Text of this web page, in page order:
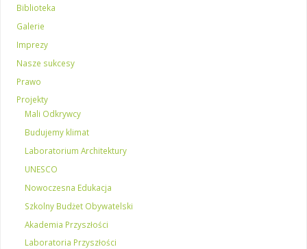
Biblioteka
Galerie
Imprezy
Nasze sukcesy
Prawo
Projekty
Mali Odkrywcy
Budujemy klimat
Laboratorium Architektury
UNESCO
Nowoczesna Edukacja
Szkolny Budżet Obywatelski
Akademia Przyszłości
Laboratoria Przyszłości